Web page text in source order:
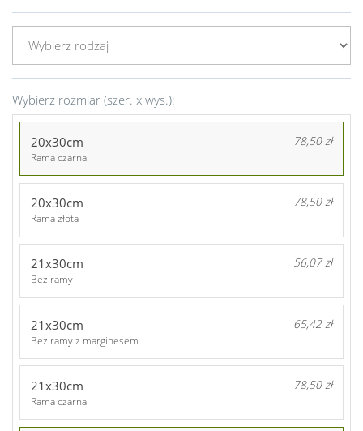
Wybierz rozmiar (szer. x wys.):
20x30cm 78,50 zł
Rama czarna
20x30cm 78,50 zł
Rama złota
21x30cm 56,07 zł
Bez ramy
21x30cm 65,42 zł
Bez ramy z marginesem
21x30cm 78,50 zł
Rama czarna